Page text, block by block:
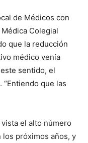
de Médicos con
Colegial
que la reducción
médico venía
sentido, el
que las
el alto número
próximos años, y